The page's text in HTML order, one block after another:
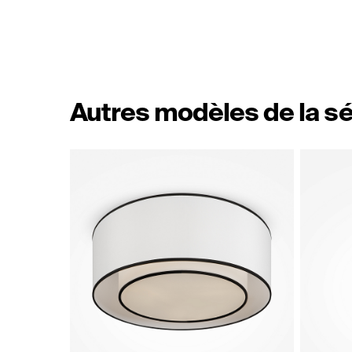
Autres modèles de la